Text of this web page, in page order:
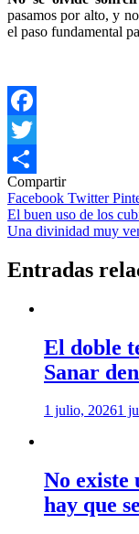
pasamos por alto, y
el paso fundamental
Facebook
Twitter
Compartir
Compartir
Facebook Twitter
Navegación
de
entradas
El buen uso de los
Una divinidad muy
Entradas
El doble
Sanar
1 julio, 20261
No existe
hay que